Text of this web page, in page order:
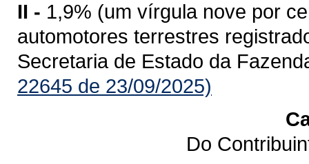
II - 1,9% (um vírgula nove por
automotores terrestres
Secretaria de Estado da
22645 de 23/09/2025)
Do